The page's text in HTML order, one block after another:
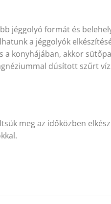
jéggolyó formát és
a jéggolyók
a konyhájában, akkor
dúsított szűrt
meg az időközben